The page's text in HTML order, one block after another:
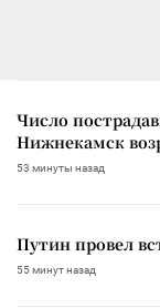
Число
Нижнекамск
53 минуты назад
Путин провел
55 минут назад